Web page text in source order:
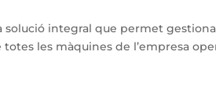
integral que permet
les màquines de l’empresa